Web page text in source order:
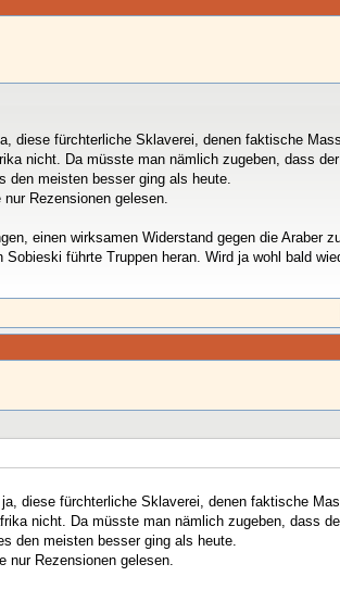
fürchterliche Sklaverei, denen faktische
nicht. Da müsste man nämlich zugeben, dass
meisten besser ging als heute.
Rezensionen gelesen.
einen wirksamen Widerstand gegen die Araber
führte Truppen heran. Wird ja wohl bald
diese fürchterliche Sklaverei, denen faktische
nicht. Da müsste man nämlich zugeben, dass
den meisten besser ging als heute.
nur Rezensionen gelesen.